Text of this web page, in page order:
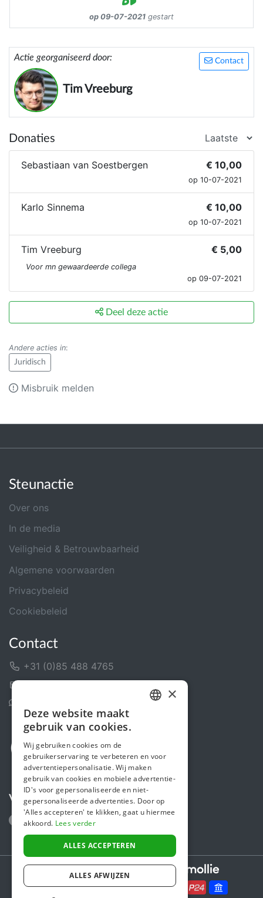
op 09-07-2021 gestart
Contact
Actie georganiseerd door:
Tim Vreeburg
Donaties
Sebastiaan van Soestbergen € 10,00
op 10-07-2021
Karlo Sinnema € 10,00
op 10-07-2021
Tim Vreeburg € 5,00
Voor mn gewaardeerde collega
op 09-07-2021
Deel deze actie
Andere acties in:
Juridisch
Misbruik melden
Steunactie
Over ons
In de media
Veiligheid & Betrouwbaarheid
Algemene voorwaarden
Privacybeleid
Cookiebeleid
Contact
+31 (0)85 488 4765
Volg ons
Secure payments powered by
ENGLISH
×
Deze website maakt
gebruik van cookies.
Wij gebruiken cookies om de
gebruikerservaring te verbeteren en voor
advertentiepersonalisatie. Wij maken
gebruik van cookies en mobiele advertentie-
ID's voor gepersonaliseerde en niet-
gepersonaliseerde advertenties. Door op
'Alles accepteren' te klikken, gaat u hiermee
akkoord. Lees verder
ALLES ACCEPTEREN
ALLES AFWIJZEN